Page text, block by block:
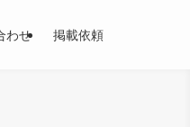
わせ 掲載依頼